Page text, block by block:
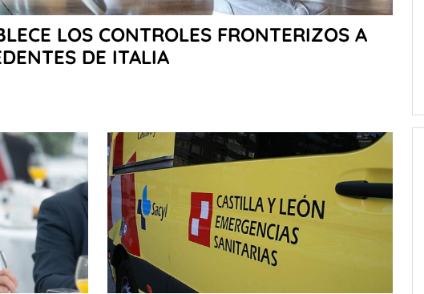
LOS CONTROLES FRONTERIZOS A
DE ITALIA